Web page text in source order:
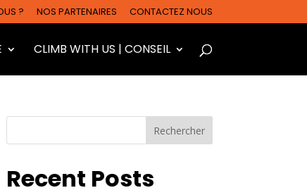
? NOS PARTENAIRES CONTACTEZ NOUS
CLIMB WITH US | CONSEIL
Rechercher
Recent Posts